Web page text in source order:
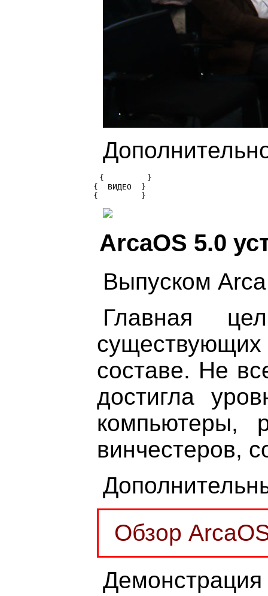
{         }
{  ВИДЕО  }
ArcaOS 5.0
Выпуском
Главная
составе. Не
достигла
компьютеры,
винчестеров,
Обзор
Демонстрация